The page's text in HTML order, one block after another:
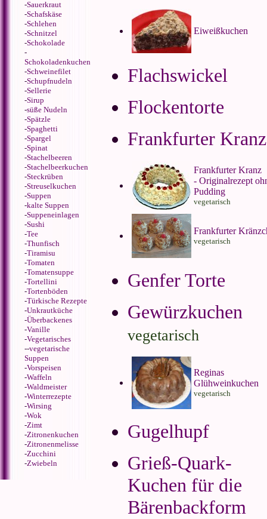
-Sauerkraut
-Schafskäse
-Schlehen
-Schnitzel
-Schokolade
-
Schokoladenkuchen
-Schweinefilet
-Schupfnudeln
-Sellerie
-Sirup
-süße Nudeln
-Spätzle
-Spaghetti
-Spargel
-Spinat
-Stachelbeeren
-Stachelbeerkuchen
-Steckrüben
-Streuselkuchen
-Suppen
-kalte Suppen
-Suppeneinlagen
-Sushi
-Tee
-Thunfisch
-Tiramisu
-Tomaten
-Tomatensuppe
-Tortellini
-Tortenböden
-Türkische Rezepte
-Unkrautküche
-Überbackenes
-Vanille
-Vegetarisches
--vegetarische
Suppen
-Vorspeisen
-Waffeln
-Waldmeister
-Winterrezepte
-Wirsing
-Wok
-Zimt
-Zitronenkuchen
-Zitronenmelisse
-Zucchini
-Zwiebeln
Eiweißkuchen
Flachswickel
Flockentorte
Frankfurter Kranz
Frankfurter Kranz
- Originalrezept
Pudding
vegetarisch
Frankfurter
vegetarisch
Genfer Torte
Gewürzkuchen
vegetarisch
Reginas
Glühweinkuchen
vegetarisch
Gugelhupf
Grieß-Quark-
Kuchen für die
Bärenbackform